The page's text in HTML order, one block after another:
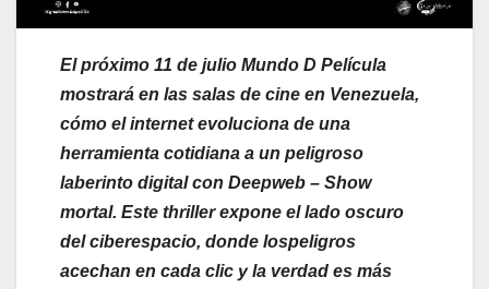
El próximo 11 de julio Mundo D Película
mostrará en las salas de cine en Venezuela,
cómo el internet evoluciona de una
herramienta cotidiana a un peligroso
laberinto digital con Deepweb – Show
mortal. Este thriller expone el lado oscuro
del ciberespacio, donde lospeligros
acechan en cada clic y la verdad es más